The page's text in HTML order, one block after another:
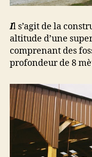
Il s’agit de la
altitude d’une
comprenant des
profondeur de 8